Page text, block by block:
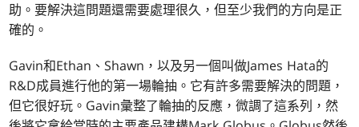
助。要解決這問題還需要處理很久，但至少我們的方向是正
確的。
Gavin和Ethan、Shawn，以及另一個叫做James Hata的
R&D成員進行他的第一場輪抽。它有許多需要解決的問題，
但它很好玩。Gavin彙整了輪抽的反應，微調了這系列，然